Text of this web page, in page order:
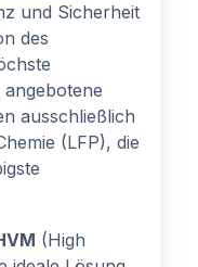
und Sicherheit
des
ausschließlich
(LFP), die
(High